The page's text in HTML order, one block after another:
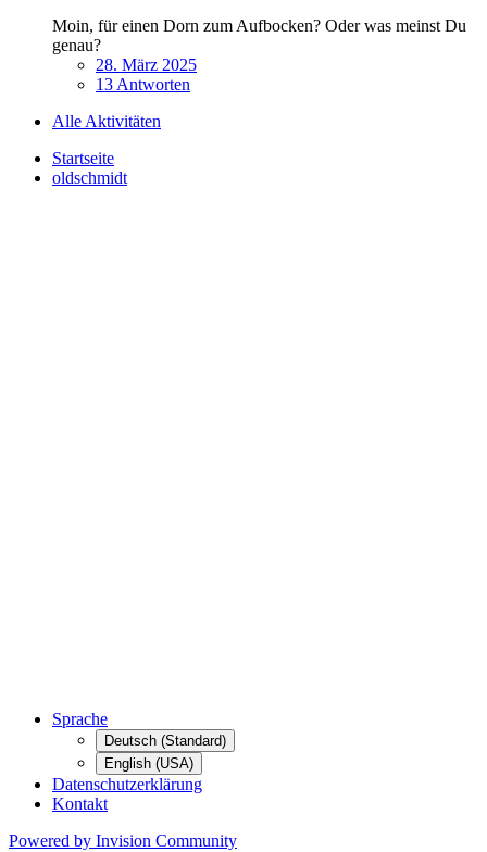
Moin, für einen Dorn zum Aufbocken? Oder was meinst Du
genau?
28. März 2025
13 Antworten
Alle Aktivitäten
Startseite
oldschmidt
Sprache
Deutsch (Standard)
English (USA)
Datenschutzerklärung
Kontakt
Powered by Invision Community